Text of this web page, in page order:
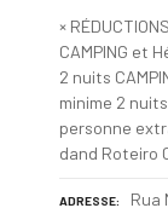
×
CAMPING et
2 nuits
minime 2
personne
dand Roteiro
ADRESSE
Rua